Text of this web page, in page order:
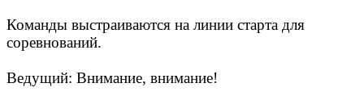
Команды выстраиваются на линии старта для
соревнований.
Ведущий: Внимание, внимание!